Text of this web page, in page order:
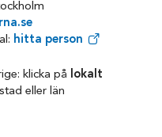
hitta person
klicka på lokalt
eller län